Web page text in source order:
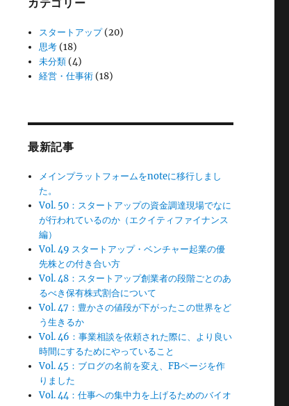
カテゴリー
スタートアップ(20)
思考 (18)
未分類 (4)
経営・仕事術 (18)
最新記事
メインプラットフォームをnoteに移行しまし
た。
Vol. 50：スタートアップの資金調達現場でなに
が行われているのか（エクイティファイナンス
編）
Vol. 49 スタートアップ・ベンチャー起業の優
先株との付き合い方
Vol. 48：スタートアップ創業者の段階ごとのあ
るべき保有株式割合について
Vol. 47：豊かさの値段が下がったこの世界をど
う生きるか
Vol. 46：事業相談を依頼された際に、より良い
時間にするためにやっていること
Vol. 45：ブログの名前を変え、FBページを作
りました
Vol. 44：仕事への集中力を上げるためのバイオ